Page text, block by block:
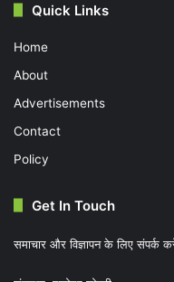
Quick Links
Home
About
Advertisements
Contact
Policy
Get In Touch
समाचार और विज्ञापन के लिए संपर्क